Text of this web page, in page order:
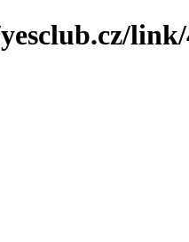
link/